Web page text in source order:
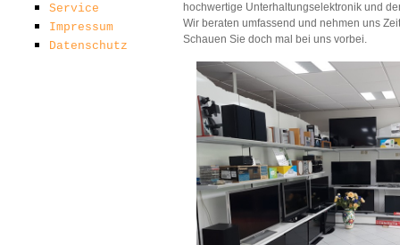
Service
Impressum
Datenschutz
hochwertige Unterhaltungselektronik und
Wir beraten umfassend und nehmen uns
Schauen Sie doch mal bei uns vorbei.